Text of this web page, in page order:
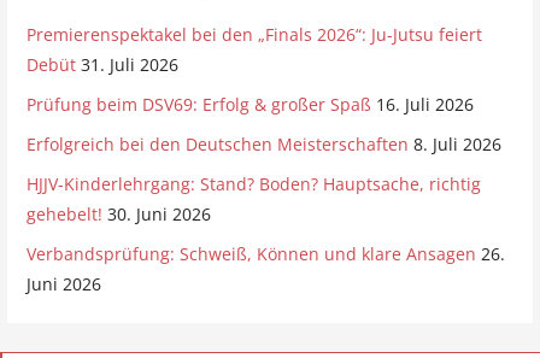
Premierenspektakel bei den „Finals 2026“: Ju-Jutsu feiert
Debüt 31. Juli 2026
Prüfung beim DSV69: Erfolg & großer Spaß 16. Juli 2026
Erfolgreich bei den Deutschen Meisterschaften 8. Juli 2026
HJJV-Kinderlehrgang: Stand? Boden? Hauptsache, richtig
gehebelt! 30. Juni 2026
Verbandsprüfung: Schweiß, Können und klare Ansagen 26.
Juni 2026